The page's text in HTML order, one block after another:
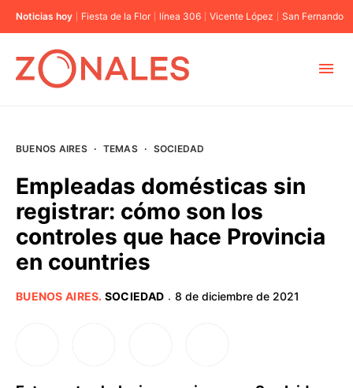
Noticias hoy Fiesta de la Flor línea 306 Vicente López San Fernando
BUENOS AIRES
PROVINCIAS
BUENOS AIRES · TEMAS · SOCIEDAD
Empleadas domésticas sin
registrar: cómo son los
controles que hace Provincia
en countries
BUENOS AIRES. SOCIEDAD · 8 de diciembre de 2021